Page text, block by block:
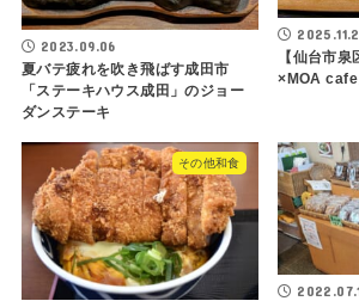
2023.09.06
夏バテ疲れを吹き飛ばす成田市
「ステーキハウス成田」のジョー
ダンステーキ
【仙台市
×MOA cafe
その他和食